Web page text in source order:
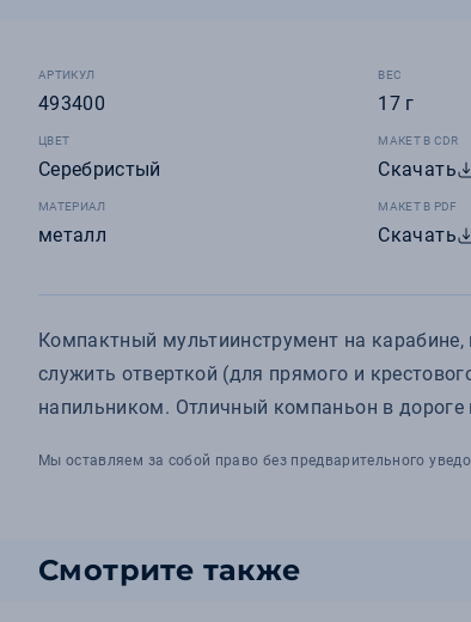
АРТИКУЛ
493400
ЦВЕТ
Серебристый
МАТЕРИАЛ
металл
ВЕС
17 г
МАКЕТ В CDR
Скачать
МАКЕТ В PDF
Скачать
Компактный мультиинструмент на
служить отверткой (для прямого и
напильником. Отличный компаньон в дороге
Мы оставляем за собой право без предварительного
Смотрите также